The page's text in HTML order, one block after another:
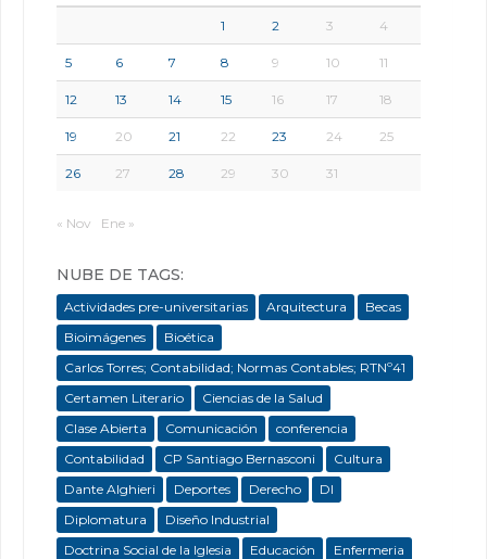
1 2 3 4
5 6 7 8 9 10 11
12 13 14 15 16 17 18
19 20 21 22 23 24 25
26 27 28 29 30 31
« Nov Ene »
NUBE DE TAGS:
Actividades pre-universitarias Arquitectura
Becas
Bioimágenes
Bioética
Carlos Torres; Contabilidad; Normas Contables; RTNº41
Certamen Literario
Ciencias de la Salud
Clase Abierta
Comunicación
conferencia
Contabilidad
CP Santiago Bernasconi
Cultura
Dante Alghieri
Deportes Derecho
DI
Diplomatura
Diseño Industrial
Doctrina Social de la Iglesia
Educación
Enfermeria